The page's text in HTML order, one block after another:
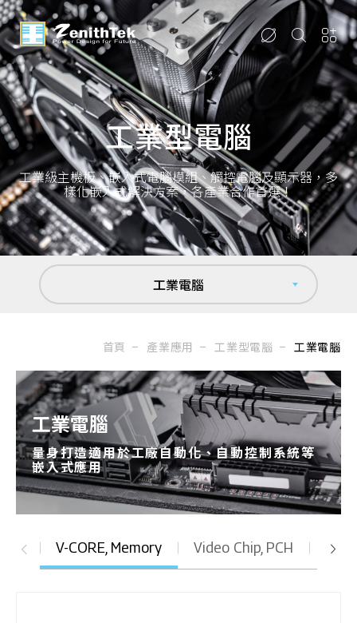
工業型電腦
工業級主機板、嵌入式電腦模組、觸控電腦及顯示器，多
樣化嵌入式解決方案，各產業合作首選！
工業電腦
首頁 產業應用 工業型電腦 工業電腦
工業電腦
量身打造適用於工廠自動化、自動控制系統等
嵌入式應用
V-CORE, Memory Video Chip, PCH DC